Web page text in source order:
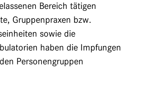
Bereich tätigen
Gruppenpraxen bzw.
sowie die
haben die Impfungen
Personengruppen